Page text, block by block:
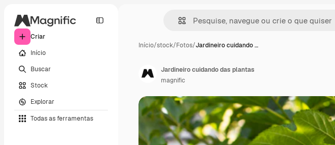
Criar
Início
Buscar
Stock
Explorar
Todas as ferramentas
Início/stock/Fotos/Jardineiro cuidando …
Jardineiro cuidando das plantas
magnific